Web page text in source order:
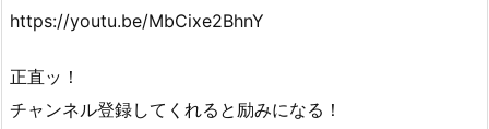
https://youtu.be/MbCixe2BhnY
正直ッ！
チャンネル登録してくれると励みになる！